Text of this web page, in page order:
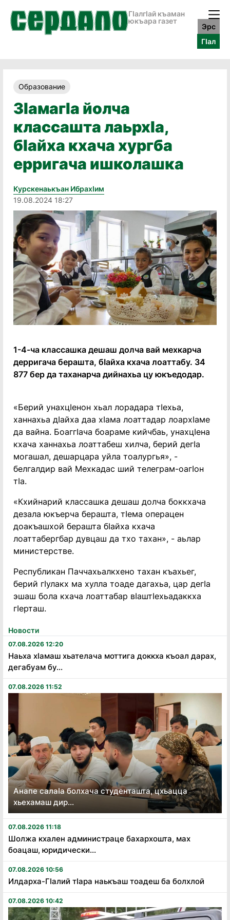
ГӀалгӀай къаман
юкъара газет
Эрс
ГӀал
Новости
07.08.2026 12:20
Наьха хӏамаш хьателача моттига доккха къоал дарах,
дегабуам бу...
07.08.2026 11:52
Анапе салаӏа болхача студенташта, цхьацца
хьехамаш дир...
07.08.2026 11:18
Шолжа кхален администраце бахархошта, мах
боацаш, юридически...
07.08.2026 10:56
Илдарха-Гӏалий тӏара наькъаш тоадеш ба болхлой
07.08.2026 10:42
Образование
ЗӀамагӀа йолча
классашта лаьрхӀа,
бӀайха кхача хургба
ерригача ишколашка
Курскенаькъан Ибрахӏим
19.08.2024 18:27
1-4-ча классашка дешаш долча вай мехкарча
дерригача берашта, бӀайха кхача лоаттабу. 34
877 бер да таханарча дийнахьа цу юкъедодар.
«Берий унахцӀенон хьал лорадара тӀехьа,
ханнахьа дӀайха даа хӀама лоаттадар лоархӀаме
да вайна. БоаггӀача боараме кийчбаь, унахцӀена
кхача ханнахьа лоаттабеш хилча, берий дегӀа
могашал, дешарцара уйла тоалургья», -
белгалдир вай Мехкадас ший телеграм-оагӀон
тӀа.
«Кхийнарий классашка дешаш долча боккхача
дезала юкъерча берашта, тӀема операцен
доакъашхой берашта бӀайха кхача
лоаттабергбар дувцаш да тхо тахан», - аьлар
министерстве.
Республикан Паччахьалкхено тахан къахьег,
берий гӀулакх ма хулла тоаде дагахьа, цар дегӀа
эшаш бола кхача лоаттабар вӀаштӀехьадаккха
гӀерташ.